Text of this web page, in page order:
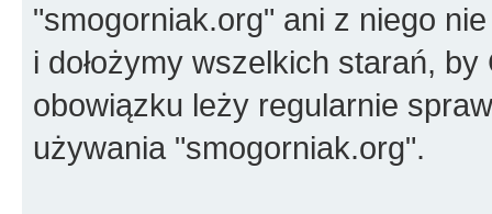
"smogorniak.org" ani z niego
i dołożymy wszelkich starań,
obowiązku leży regularnie
używania "smogorniak.org".